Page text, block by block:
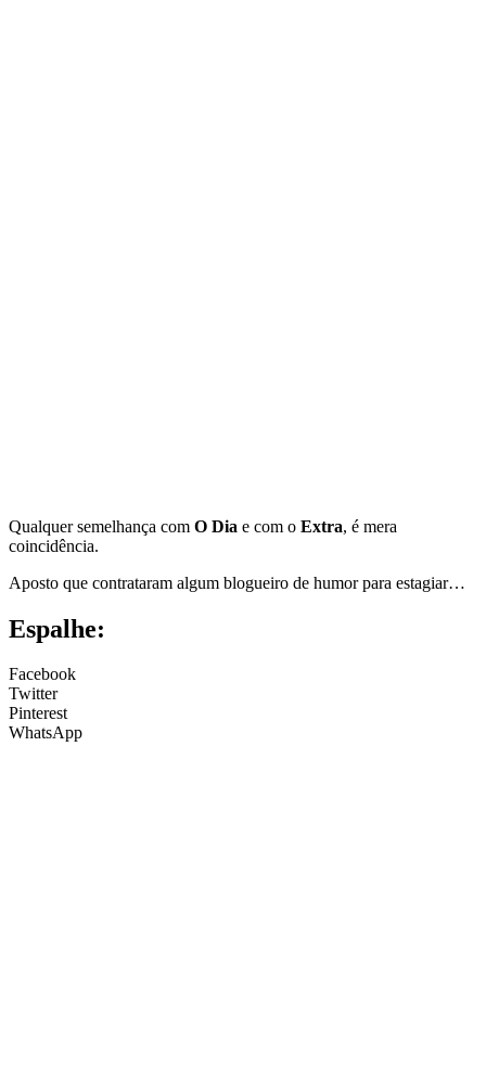
Qualquer semelhança com O Dia e com o Extra, é mera
coincidência.
Aposto que contrataram algum blogueiro de humor para estagiar…
Espalhe:
Facebook
Twitter
Pinterest
WhatsApp